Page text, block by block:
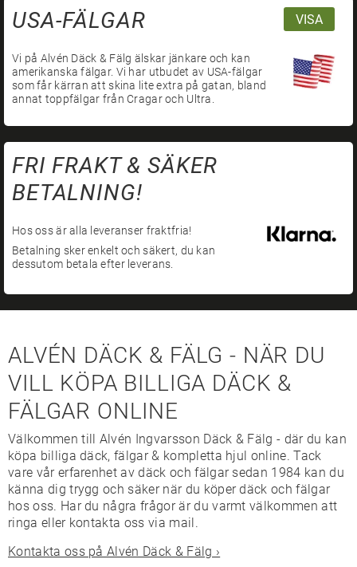
VISA
USA-FÄLGAR
Vi på Alvén Däck & Fälg älskar jänkare och kan
amerikanska fälgar. Vi har utbudet av USA-fälgar
som får kärran att skina lite extra på gatan, bland
annat toppfälgar från Cragar och Ultra.
FRI FRAKT & SÄKER
BETALNING!
Hos oss är alla leveranser fraktfria!
Betalning sker enkelt och säkert, du kan
dessutom betala efter leverans.
ALVÉN DÄCK & FÄLG - NÄR DU
VILL KÖPA BILLIGA DÄCK &
FÄLGAR ONLINE
Välkommen till Alvén Ingvarsson Däck & Fälg - där du kan
köpa billiga däck, fälgar & kompletta hjul online. Tack
vare vår erfarenhet av däck och fälgar sedan 1984 kan du
känna dig trygg och säker när du köper däck och fälgar
hos oss. Har du några frågor är du varmt välkommen att
ringa eller kontakta oss via mail.
Kontakta oss på Alvén Däck & Fälg ›